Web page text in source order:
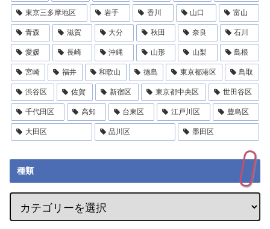
東京三多摩地区 岩手 香川 山口 富山
青森 滋賀 大分 秋田 奈良 石川
愛媛 長崎 沖縄 山形 山梨 島根
宮崎 福井 和歌山 徳島 東京都港区 鳥取
渋谷区 佐賀 新宿区 東京都中央区 世田谷区
千代田区 高知 台東区 江戸川区 豊島区
大田区 品川区 墨田区
種類